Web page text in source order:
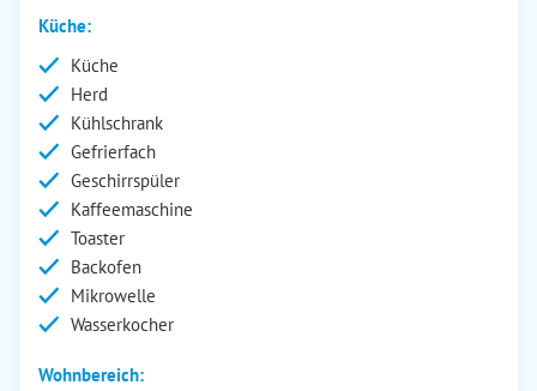
Küche:
Küche
Herd
Kühlschrank
Gefrierfach
Geschirrspüler
Kaffeemaschine
Toaster
Backofen
Mikrowelle
Wasserkocher
Wohnbereich: